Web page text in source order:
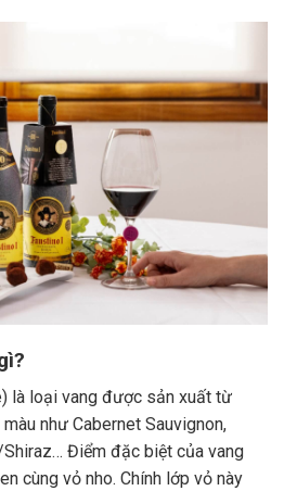
là loại vang được sản xuất từ
như Cabernet Sauvignon,
Điểm đặc biệt của vang
cùng vỏ nho. Chính lớp vỏ này